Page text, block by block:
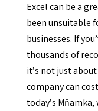
Excel can be a
been unsuitable
businesses. If
thousands of
it’s not just
company can
today’s